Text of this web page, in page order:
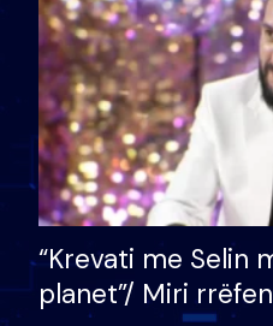
“Krevati me Selin
planet”/ Miri